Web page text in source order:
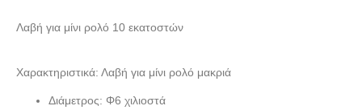
Λαβή για μίνι ρολό 10 εκατοστών
Χαρακτηριστικά: Λαβή για μίνι ρολό μακριά
Διάμετρος: Φ6 χιλιοστά